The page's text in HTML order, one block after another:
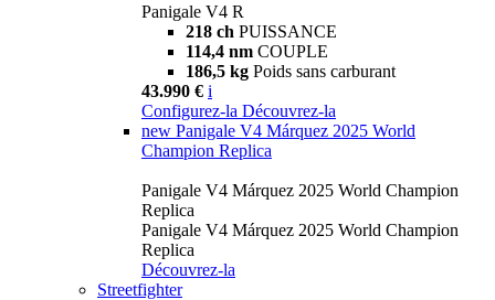
Panigale V4 R
218 ch PUISSANCE
114,4 nm COUPLE
186,5 kg Poids sans carburant
43.990 € i
Configurez-la Découvrez-la
new Panigale V4 Márquez 2025 World
Champion Replica
Panigale V4 Márquez 2025 World Champion
Replica
Panigale V4 Márquez 2025 World Champion
Replica
Découvrez-la
Streetfighter